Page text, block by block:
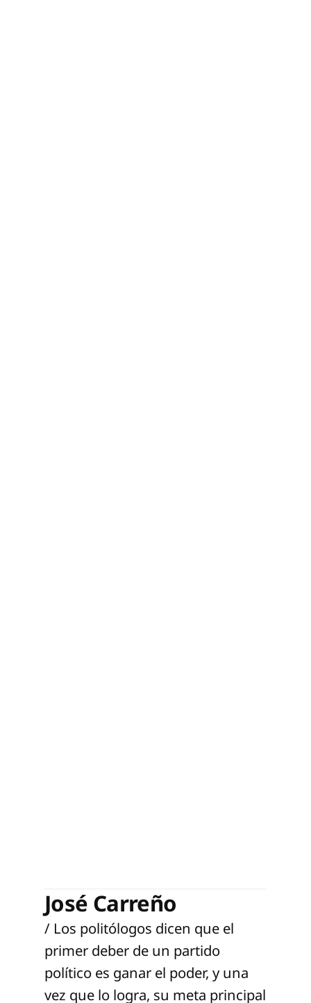
José Carreño
/ Los politólogos dicen que el
primer deber de un partido
político es ganar el poder, y una
vez que lo logra, su meta principal